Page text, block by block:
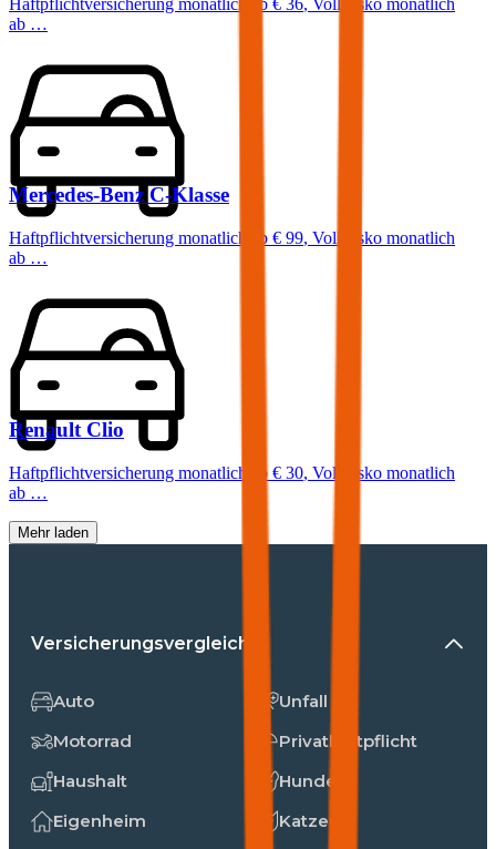
ab …
Mercedes-Benz C-Klasse
Haftpflichtversicherung monatlich ab € 99, Vollkasko monatlich
ab …
Renault Clio
Haftpflichtversicherung monatlich ab € 30, Vollkasko monatlich
ab …
Mehr laden
Versicherungsvergleiche
Auto
Motorrad
Haushalt
Eigenheim
Unfall
Privathaftpflicht
Hunde
Katzen